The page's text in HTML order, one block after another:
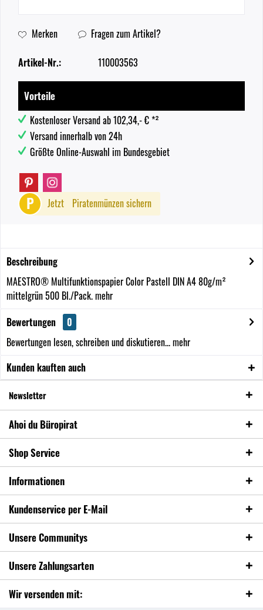
Merken Fragen zum Artikel?
Artikel-Nr.: 110003563
Vorteile
Kostenloser Versand ab 102,34,- € *²
Versand innerhalb von 24h
Größte Online-Auswahl im Bundesgebiet
P Jetzt Piratenmünzen sichern
Beschreibung
MAESTRO® Multifunktionspapier Color Pastell DIN A4 80g/m²
mittelgrün 500 Bl./Pack.mehr
Bewertungen
0
Bewertungen lesen, schreiben und diskutieren...mehr
Kunden kauften auch
Newsletter
Ahoi du Büropirat
Shop Service
Informationen
Kundenservice per E-Mail
Unsere Communitys
Unsere Zahlungsarten
Wir versenden mit: